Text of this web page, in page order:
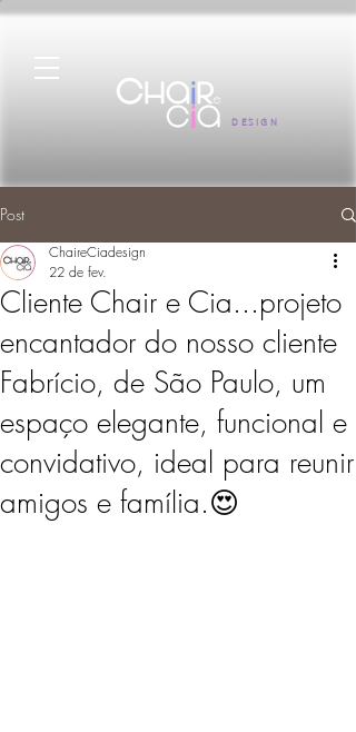
DESIGN
Post
Cliente Chair e Cia...projeto
encantador do nosso cliente
Fabrício, de São Paulo, um
espaço elegante, funcional e
convidativo, ideal para reunir
amigos e família.😍
ChaireCiadesign
22 de fev.